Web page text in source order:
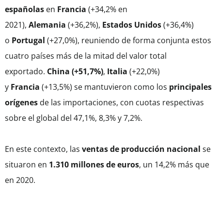
españolas en Francia (+34,2% en
2021), Alemania (+36,2%), Estados Unidos(+36,4%)
o Portugal (+27,0%), reuniendo de forma conjunta estos
cuatro países más de la mitad del valor total
exportado. China (+51,7%), Italia (+22,0%)
y Francia (+13,5%) se mantuvieron como los principales
orígenes de las importaciones, con cuotas respectivas
sobre el global del 47,1%, 8,3% y 7,2%.
En este contexto, las ventas de producción nacional se
situaron en 1.310 millones de euros, un 14,2% más que
en 2020.